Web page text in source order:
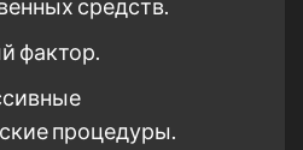
средств.
фактор.
процедуры.